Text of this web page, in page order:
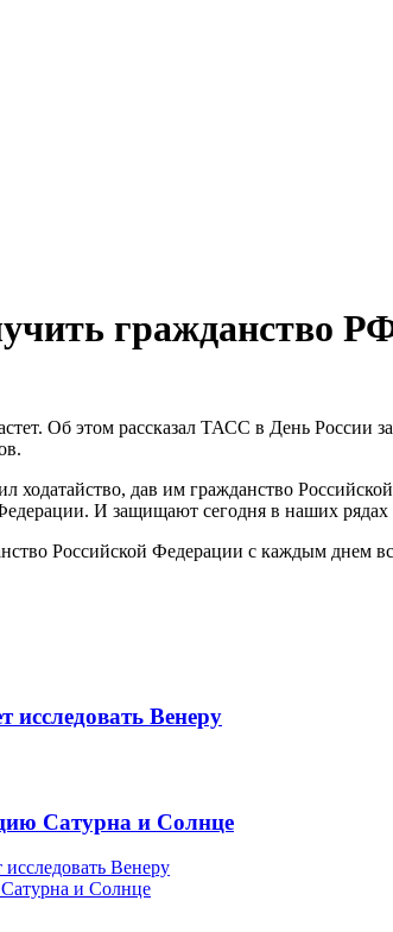
гражданство
Об этом рассказал ТАСС в День России
дав им гражданство Российской
И защищают сегодня в наших
Российской Федерации с каждым днем
исследовать Венеру
Сатурна и Солнце
Венеру
и Солнце